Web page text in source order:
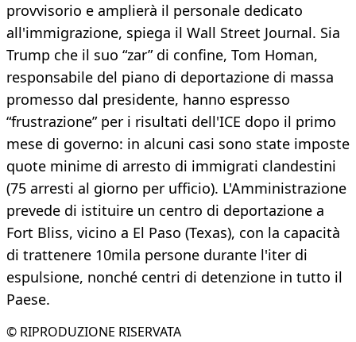
provvisorio e amplierà il personale dedicato
all'immigrazione, spiega il Wall Street Journal. Sia
Trump che il suo “zar” di confine, Tom Homan,
responsabile del piano di deportazione di massa
promesso dal presidente, hanno espresso
“frustrazione” per i risultati dell'ICE dopo il primo
mese di governo: in alcuni casi sono state imposte
quote minime di arresto di immigrati clandestini
(75 arresti al giorno per ufficio). L'Amministrazione
prevede di istituire un centro di deportazione a
Fort Bliss, vicino a El Paso (Texas), con la capacità
di trattenere 10mila persone durante l'iter di
espulsione, nonché centri di detenzione in tutto il
Paese.
© RIPRODUZIONE RISERVATA